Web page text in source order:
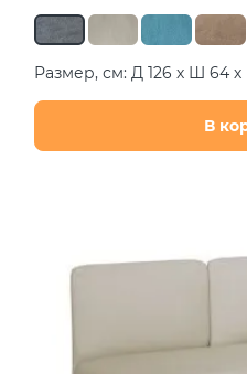
Размер, см: Д 126 х Ш 64 х
В